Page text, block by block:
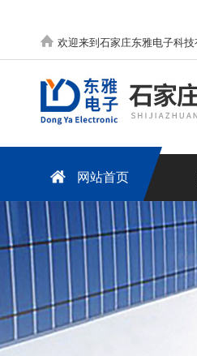
欢迎来到石家庄东雅电子科技
网站首页